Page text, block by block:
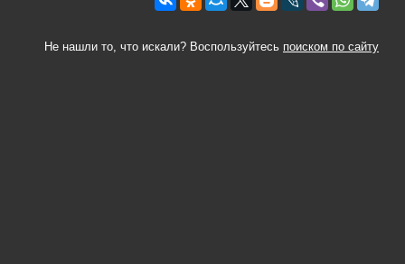
Не нашли то, что искали? Воспользуйтесь поиском по сайту